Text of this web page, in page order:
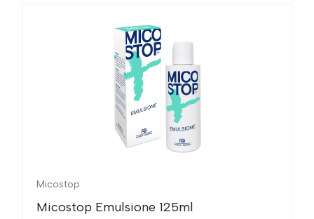
Micostop
Micostop Emulsione 125ml